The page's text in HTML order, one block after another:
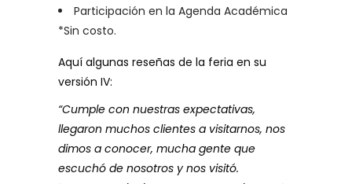
Participación en la Agenda Académica
*Sin costo.
Aquí algunas reseñas de la feria en su
versión IV:
“Cumple con nuestras expectativas,
llegaron muchos clientes a visitarnos, nos
dimos a conocer, mucha gente que
escuchó de nosotros y nos visitó.